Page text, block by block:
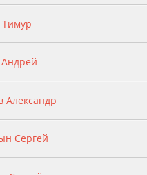
Александр
Сергей